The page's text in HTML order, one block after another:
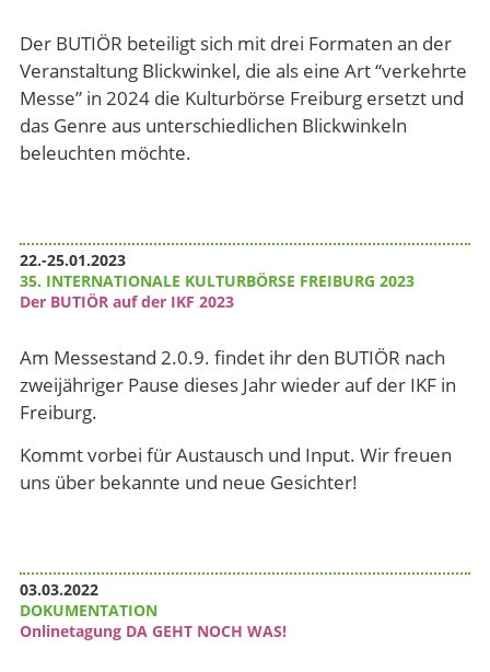
Der BUTIÖR beteiligt sich mit drei Formaten an der
Veranstaltung Blickwinkel, die als eine Art “verkehrte
Messe” in 2024 die Kulturbörse Freiburg ersetzt und
das Genre aus unterschiedlichen Blickwinkeln
beleuchten möchte.
22.-25.01.2023
35. INTERNATIONALE KULTURBÖRSE FREIBURG 2023
Der BUTIÖR auf der IKF 2023
Am Messestand 2.0.9. findet ihr den BUTIÖR nach
zweijähriger Pause dieses Jahr wieder auf der IKF in
Freiburg.
Kommt vorbei für Austausch und Input. Wir freuen
uns über bekannte und neue Gesichter!
03.03.2022
DOKUMENTATION
Onlinetagung DA GEHT NOCH WAS!